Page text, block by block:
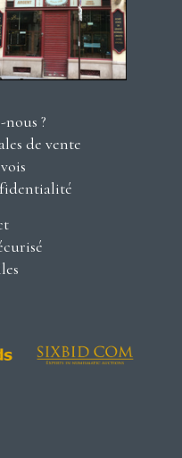
?
de vente